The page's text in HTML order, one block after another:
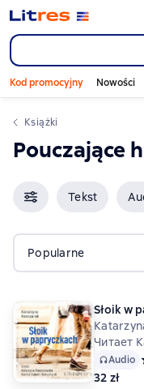
Kod promocyjny Nowości
Książki
Pouczające
Tekst
Popularne
Słoik w
Читает
Audio
32 zł